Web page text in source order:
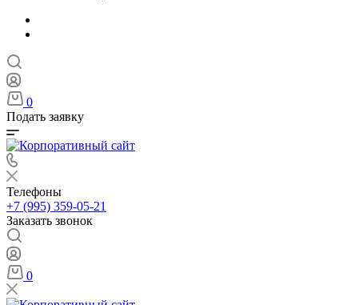
0
Подать заявку
Телефоны
+7 (995) 359-05-21
Заказать звонок
0